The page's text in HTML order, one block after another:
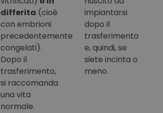
differita (cioè
con embrioni
precedentemente
congelati).
Dopo il
trasferimento,
si raccomanda
una vita
normale.
impiantarsi
dopo il
trasferimento
e, quindi, se
siete incinta o
meno.